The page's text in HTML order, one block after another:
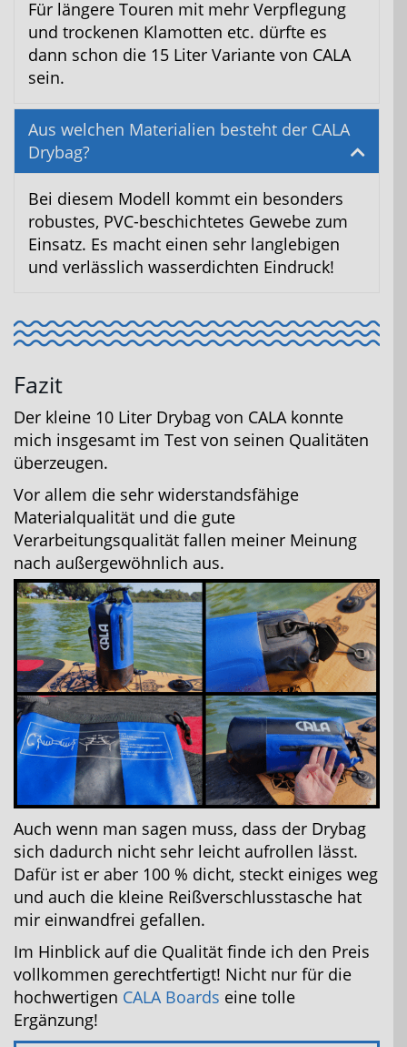
Für längere Touren mit mehr Verpflegung
und trockenen Klamotten etc. dürfte es
dann schon die 15 Liter Variante von CALA
sein.
Aus welchen Materialien besteht der CALA
Drybag?
Bei diesem Modell kommt ein besonders
robustes, PVC-beschichtetes Gewebe zum
Einsatz. Es macht einen sehr langlebigen
und verlässlich wasserdichten Eindruck!
Fazit
Der kleine 10 Liter Drybag von CALA konnte
mich insgesamt im Test von seinen Qualitäten
überzeugen.
Vor allem die sehr widerstandsfähige
Materialqualität und die gute
Verarbeitungsqualität fallen meiner Meinung
nach außergewöhnlich aus.
Auch wenn man sagen muss, dass der Drybag
sich dadurch nicht sehr leicht aufrollen lässt.
Dafür ist er aber 100 % dicht, steckt einiges weg
und auch die kleine Reißverschlusstasche hat
mir einwandfrei gefallen.
Im Hinblick auf die Qualität finde ich den Preis
vollkommen gerechtfertigt! Nicht nur für die
hochwertigen CALA Boards eine tolle
Ergänzung!